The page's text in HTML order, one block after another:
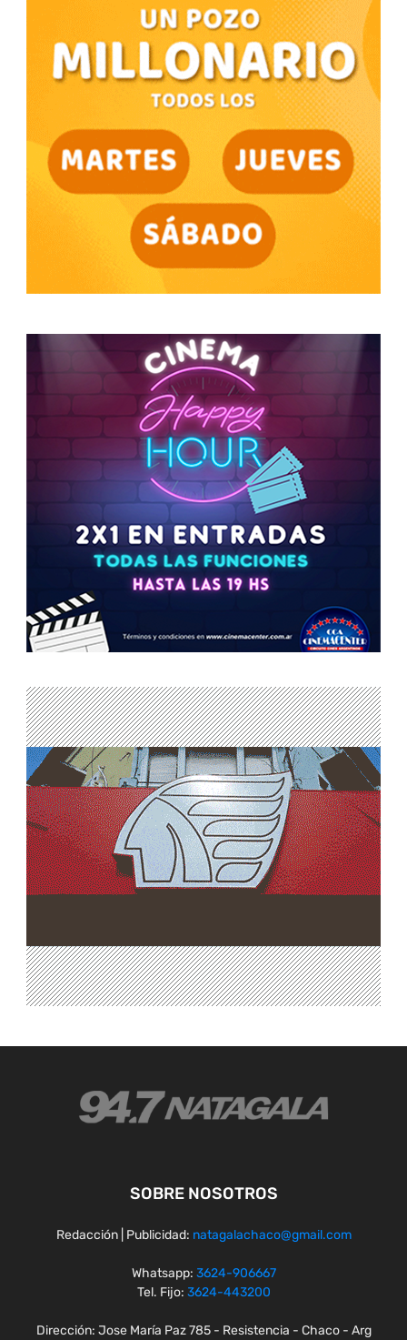
SOBRE NOSOTROS
Redacción | Publicidad: natagalachaco@gmail.com
Whatsapp: 3624-906667
Tel. Fijo: 3624-443200
Dirección: Jose María Paz 785 - Resistencia - Chaco - Arg